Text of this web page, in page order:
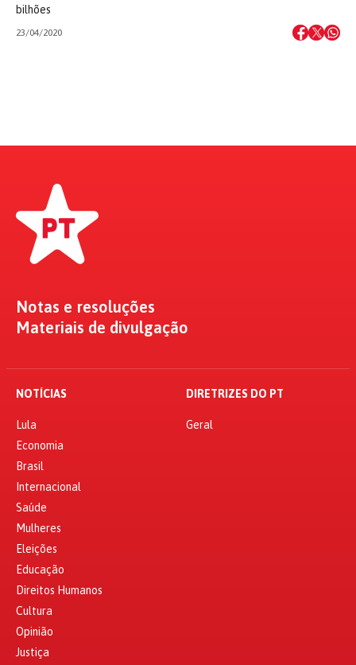
bilhões
23/04/2020
Notas e resoluções
Materiais de divulgação
NOTÍCIAS
Lula
Economia
Brasil
Internacional
Saúde
Mulheres
Eleições
Educação
Direitos Humanos
Cultura
Opinião
Justiça
DIRETRIZES DO PT
Geral